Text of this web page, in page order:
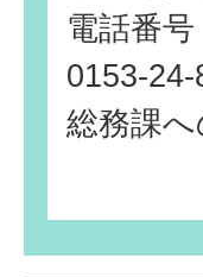
電話番
0153-24-
総務課